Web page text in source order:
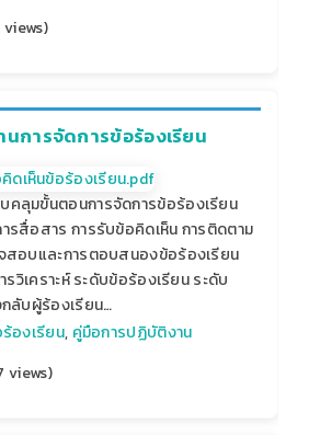
views)
การจัดการข้อร้องเรียน
ลุมขั้นตอนการจัดการข้อร้องเรียน
รสื่อสาร การรับข้อคิดเห็น การติดตาม
สอบและการตอบสนองข้อร้องเรียน
วิเคราะห์ ระดับข้อร้องเรียน ระดับ
ลับผู้ร้องเรียน…
องเรียน, คู่มือการปฏิบัติงาน
views)